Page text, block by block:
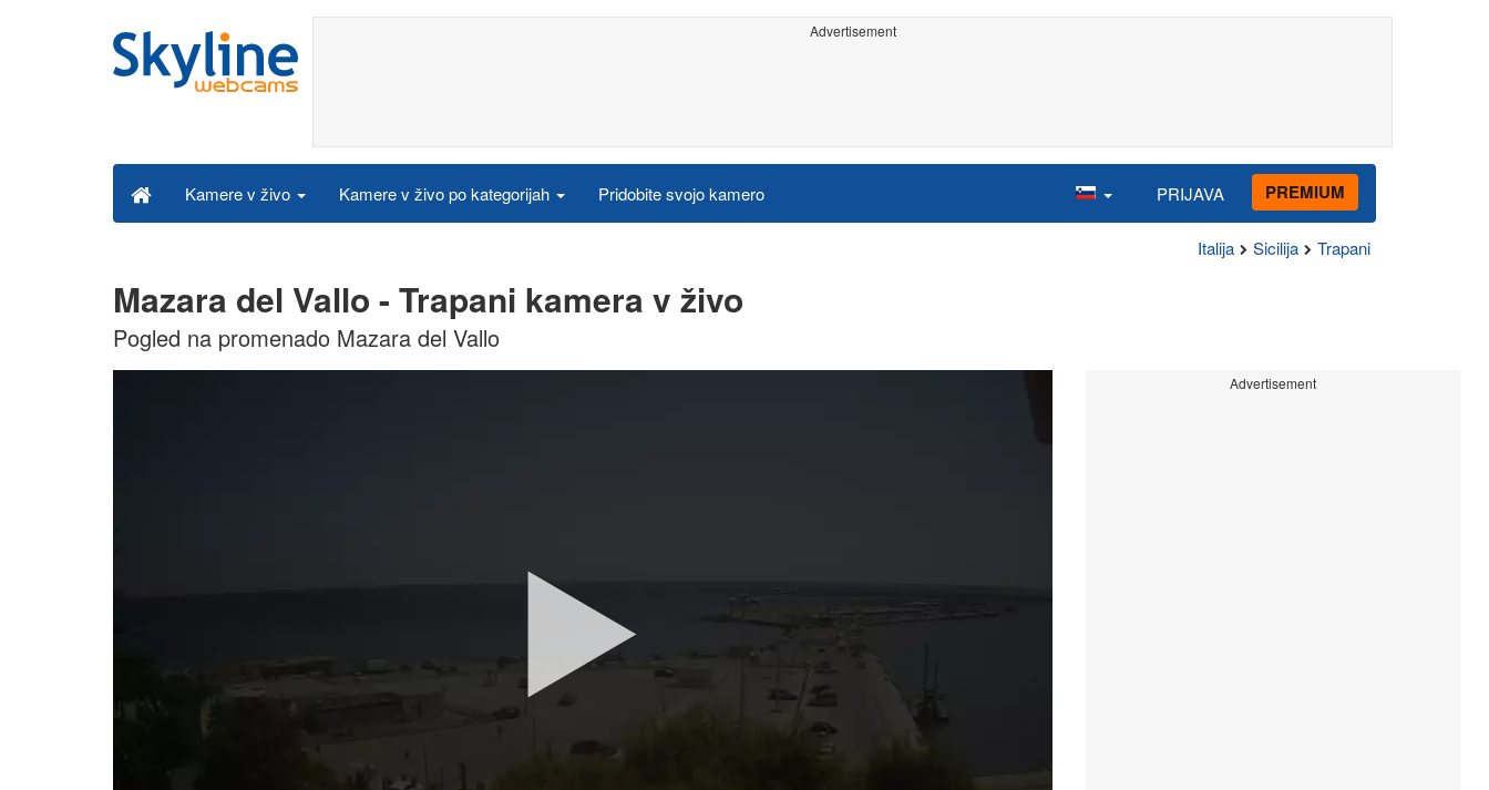
Advertisement
Kamere v živo Kamere v živo po kategorijah Pridobite svojo kamero PRIJAVA PREMIUM
Italija Sicilija Trapani
Mazara del Vallo - Trapani kamera v živo
Pogled na promenado Mazara del Vallo
Advertisement